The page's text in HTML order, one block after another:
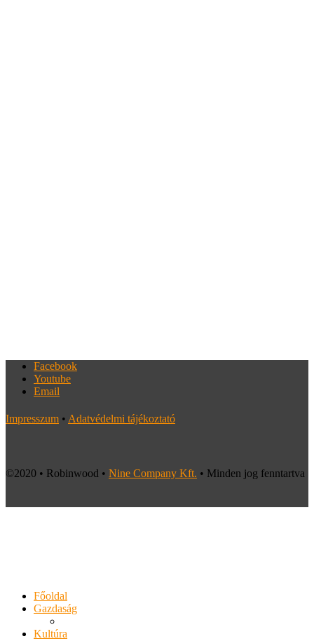
Facebook
Youtube
Email
Impresszum • Adatvédelmi tájékoztató
©2020 • Robinwood • Nine Company Kft. • Minden jog fenntartva
Főoldal
Gazdaság
Kultúra